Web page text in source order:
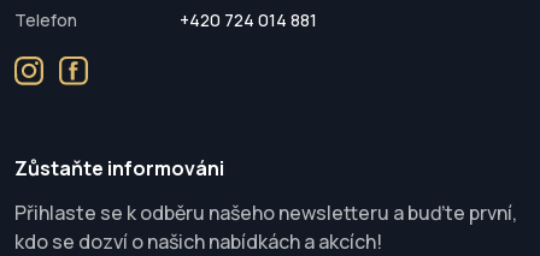
Telefon
+420 724 014 881
Zůstaňte informováni
Přihlaste se k odběru našeho newsletteru a buďte první,
kdo se dozví o našich nabídkách a akcích!